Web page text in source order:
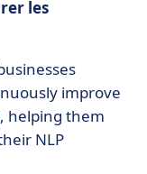
les
improve
, helping them
NLP